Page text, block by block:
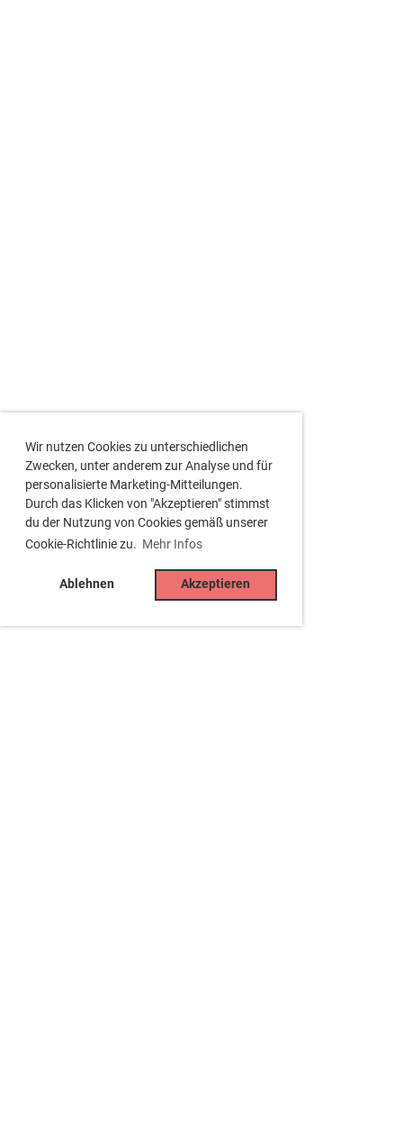
Wir nutzen Cookies zu unterschiedlichen
Zwecken, unter anderem zur Analyse und für
personalisierte Marketing-Mitteilungen.
Durch das Klicken von "Akzeptieren" stimmst
du der Nutzung von Cookies gemäß unserer
Cookie-Richtlinie zu. Mehr Infos
Ablehnen Akzeptieren